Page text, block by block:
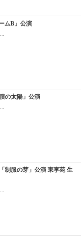
ムB」公演
の太陽」公演
制服の芽」公演 東李苑 生